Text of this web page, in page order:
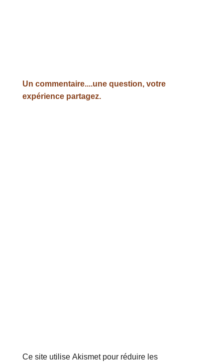
Un commentaire....une question, votre
expérience partagez.
Ce site utilise Akismet pour réduire les